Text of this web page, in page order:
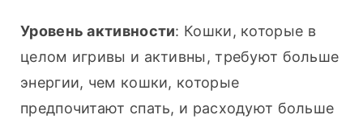
Уровень активности: Кошки, которые в
целом игривы и активны, требуют больше
энергии, чем кошки, которые
предпочитают спать, и расходуют больше